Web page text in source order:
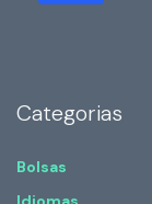
Categorias
Bolsas